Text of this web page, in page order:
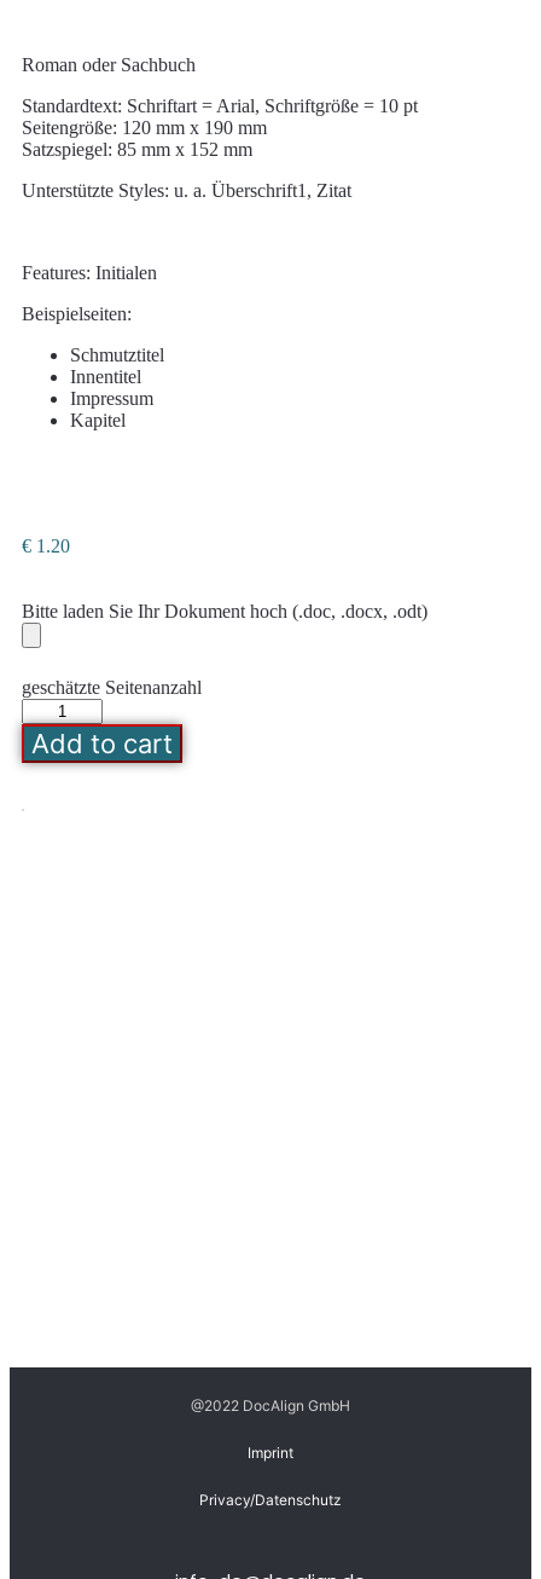
Roman oder Sachbuch
Standardtext: Schriftart = Arial, Schriftgröße = 10 pt
Seitengröße: 120 mm x 190 mm
Satzspiegel: 85 mm x 152 mm
Unterstützte Styles: u. a. Überschrift1, Zitat
Features: Initialen
Beispielseiten:
Schmutztitel
Innentitel
Impressum
Kapitel
€ 1.20
Bitte laden Sie Ihr Dokument hoch (.doc, .docx, .odt)
geschätzte Seitenanzahl
Add to cart
@2022 DocAlign GmbH
Imprint
Privacy/Datenschutz